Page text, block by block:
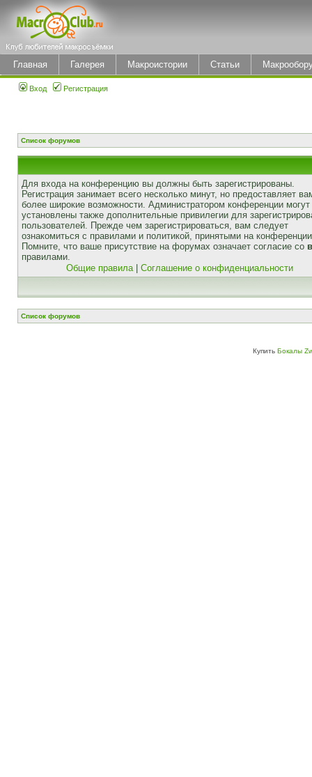
Главная Галерея Макроистории Статьи
Вход Регистрация
Список форумов
Для входа на конференцию вы должны быть зарегистрированы.
Регистрация занимает всего несколько минут, но предоставляет
более широкие возможности. Администратором конференции
установлены также дополнительные привилегии для
пользователей. Прежде чем зарегистрироваться, вам следует
ознакомиться с правилами и политикой, принятыми на
Помните, что ваше присутствие на форумах означает согласие со
правилами.
Общие правила| Соглашение о конфиденциальности
Список форумов
Купить Бокалы